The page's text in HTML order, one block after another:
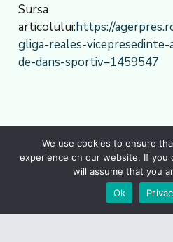
Sursa
articolului:https://
gliga-reales-
de-dans-sportiv–1459547
We use cookies to ensure
experience on our website. If
will assume that you
Ok